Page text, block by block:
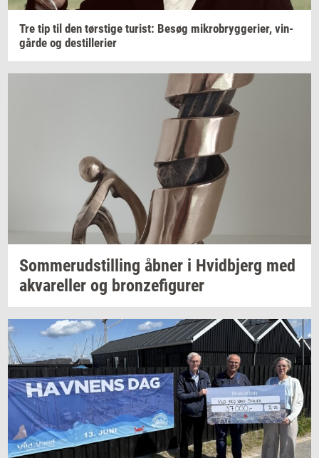
Tre tip til den tørsti­ge turist: Besøg mi­kro­bryg­ge­ri­er, vin­
går­de og destil­le­ri­er
Som­mer­ud­stil­ling åbner i Hvid­b­jerg med
akva­rel­ler og bron­ze­fi­gu­rer